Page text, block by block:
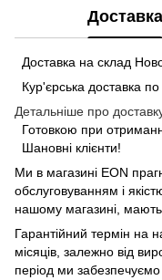
Доставка
Доставка на склад
Кур'єрська доставка
Детальніше про
Готовкою при
Шановні клієнти!
Ми в магазині EON
обслуговуванням і
нашому магазині, мають
Гарантійний термін на
місяців, залежно від
період ми